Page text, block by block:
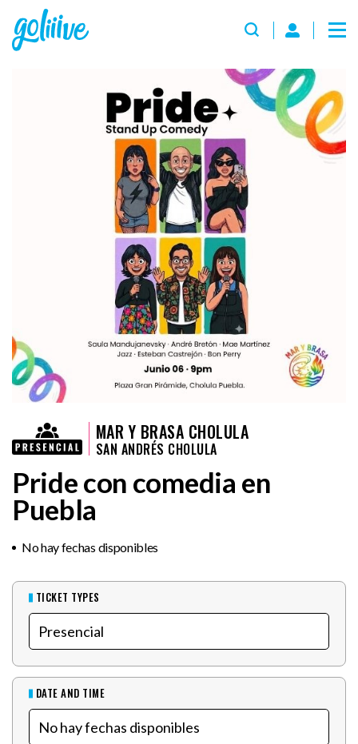
MAR Y BRASA CHOLULA
SAN ANDRÉS CHOLULA
Pride con comedia en
Puebla
No hay fechas disponibles
TICKET TYPES
DATE AND TIME